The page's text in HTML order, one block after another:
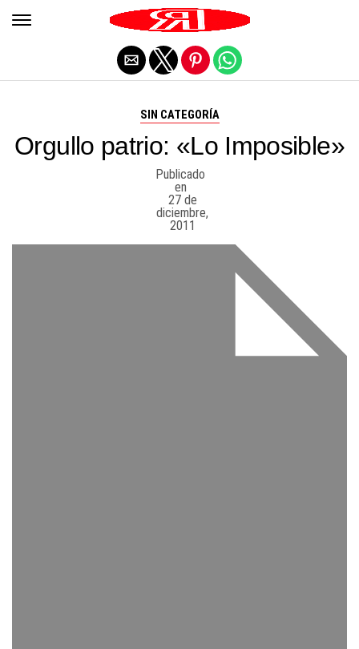
SIN CATEGORÍA
Orgullo patrio: «Lo Imposible»
Publicado
en
27 de
diciembre,
2011
Salir de la versión móvil